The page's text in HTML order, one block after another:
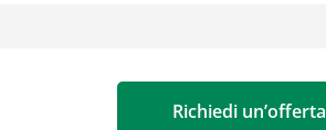
Richiedi un’offerta